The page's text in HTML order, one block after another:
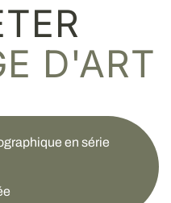
D'ART
en série